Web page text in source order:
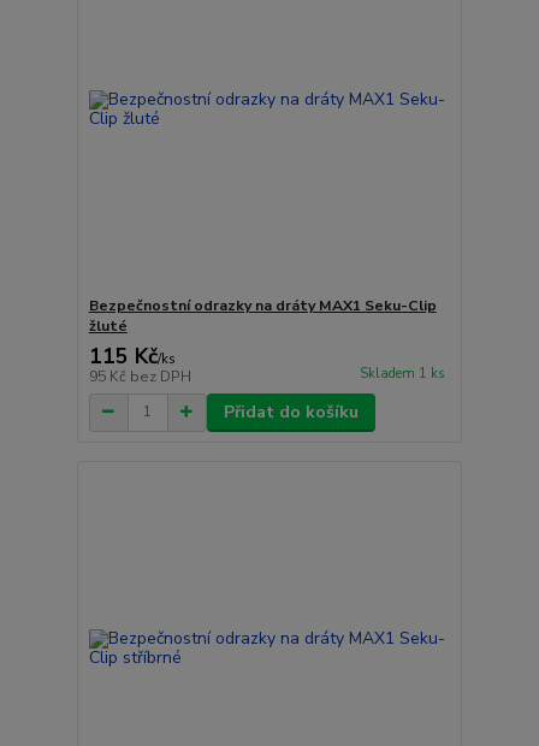
Bezpečnostní odrazky na dráty MAX1 Seku-Clip
žluté
115 Kč/ks
95 Kč bez DPH Skladem 1 ks
Přidat do košíku